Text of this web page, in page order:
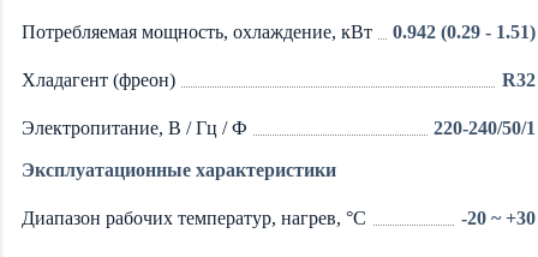
Потребляемая мощность, охлаждение, кВт 0.942 (0.29 - 1.51)
Хладагент (фреон) R32
Электропитание, В / Гц / Ф 220-240/50/1
Эксплуатационные характеристики
Диапазон рабочих температур, нагрев, °C -20 ~ +30